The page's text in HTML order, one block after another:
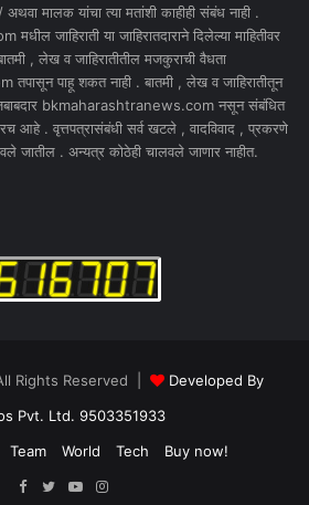
मालक यांचा त्या मतांशी काहीही संबंध नाही .
जाहिराती या जाहिरातदाराने दिलेल्या माहितीवर
, लेख व जाहिरातीतील मजकुराची वैधता
पाहू शकत नाही . बातमी , लेख व जाहिरातीतून
जबाबदार bkmaharashtranews.com नसून संबंधित
आहे . वृत्तपत्रासंबंधी सर्व खटले , वादविवाद , प्रकरणे
जातील . अन्यत्र कोठेही चालवले जाणार नाहीत.
Rights Reserved |
Developed By
Pvt. Ltd. 9503351933
Team World Tech
Buy now!
FacebookTwitterYouTubeInstagram